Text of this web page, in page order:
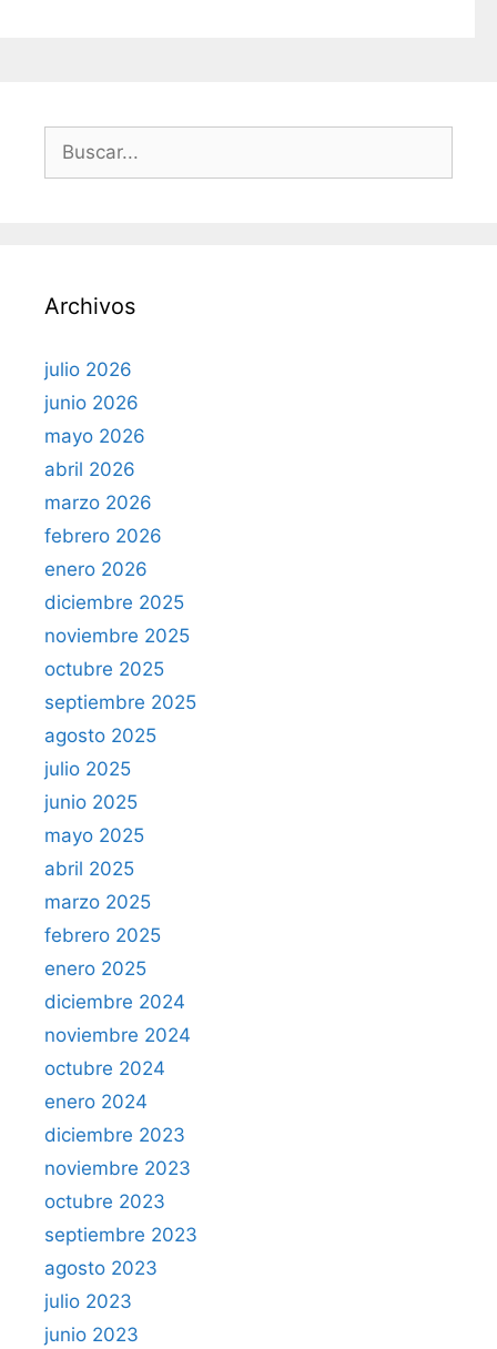
:Archivos
julio 2026
junio 2026
mayo 2026
abril 2026
marzo 2026
febrero 2026
enero 2026
diciembre 2025
noviembre 2025
octubre 2025
septiembre 2025
agosto 2025
julio 2025
junio 2025
mayo 2025
abril 2025
marzo 2025
febrero 2025
enero 2025
diciembre 2024
noviembre 2024
octubre 2024
enero 2024
diciembre 2023
noviembre 2023
octubre 2023
septiembre 2023
agosto 2023
julio 2023
junio 2023